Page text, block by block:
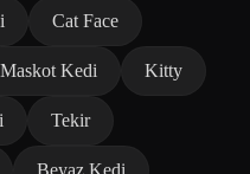
Cat Face
Maskot Kedi Kitty
Tekir
Beyaz Kedi